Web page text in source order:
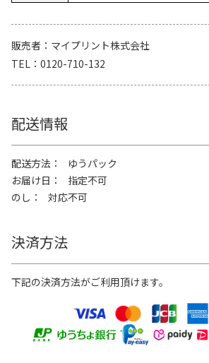
販売者
マイプリント株式会社
TEL
0120-710-132
配送情報
配送方法
ゆうパック
お届け日
指定不可
のし
対応不可
決済方法
下記の決済方法がご利用頂けます。